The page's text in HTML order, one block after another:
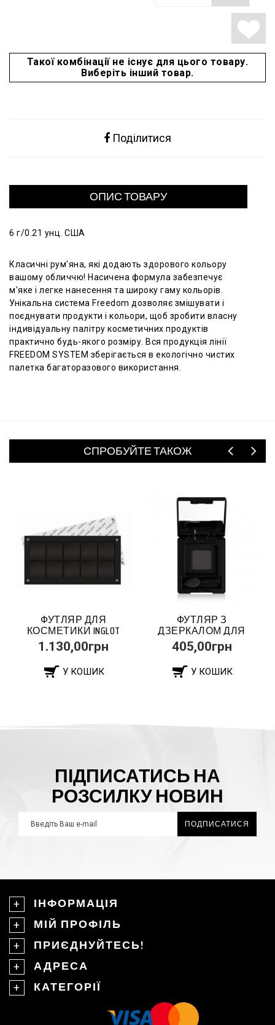
Такої комбінації не існує для цього товару.
Виберіть інший товар.
Поділитися
ОПИС ТОВАРУ
6 г/0.21 унц. США
Класичні рум'яна, які додають здорового кольору
вашому обличчю! Насичена формула забезпечує
м'яке і легке нанесення та широку гаму кольорів.
Унікальна система Freedom дозволяє змішувати і
поєднувати продукти і кольори, щоб зробити власну
індивідуальну палітру косметичних продуктів
практично будь-якого розміру. Вся продукція лінії
FREEDOM SYSTEM зберігається в екологічно чистих
палетка багаторазового використання.
СПРОБУЙТЕ ТАКОЖ
ФУТЛЯР ДЛЯ
КОСМЕТИКИ INGLOT
FREEDOM SYSTEM...
1.130,00грн
У КОШИК
ФУТЛЯР З
ДЗЕРКАЛОМ ДЛЯ
КОСМЕТИКИ INGLOT...
405,00грн
У КОШИК
ПІДПИСАТИСЬ НА
РОЗСИЛКУ НОВИН
ПОДПИСАТИСЯ
ІНФОРМАЦІЯ
МІЙ ПРОФІЛЬ
ПРИЄДНУЙТЕСЬ!
АДРЕСА
КАТЕГОРІЇ